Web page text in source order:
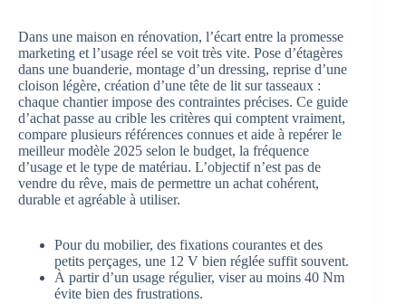
Dans une maison en rénovation, l’écart entre la promesse
marketing et l’usage réel se voit très vite. Pose d’étagères
dans une buanderie, montage d’un dressing, reprise d’une
cloison légère, création d’une tête de lit sur tasseaux :
chaque chantier impose des contraintes précises. Ce guide
d’achat passe au crible les critères qui comptent vraiment,
compare plusieurs références connues et aide à repérer le
meilleur modèle 2025 selon le budget, la fréquence
d’usage et le type de matériau. L’objectif n’est pas de
vendre du rêve, mais de permettre un achat cohérent,
durable et agréable à utiliser.
Pour du mobilier, des fixations courantes et des
petits perçages, une 12 V bien réglée suffit souvent.
À partir d’un usage régulier, viser au moins 40 Nm
évite bien des frustrations.